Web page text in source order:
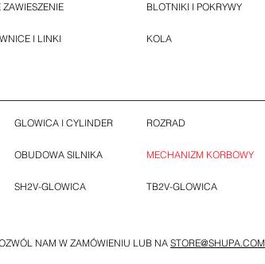
ZAWIESZENIE
I LINKI
BLOTNIKI I POKRYWY
KOLA
GLOWICA I CYLINDER
OBUDOWA SILNIKA
SH2V-GLOWICA
ROZRAD
MECHANIZM KORBOWY
TB2V-GLOWICA
NAM W ZAMÓWIENIU LUB NA STORE@SHUPA.COM